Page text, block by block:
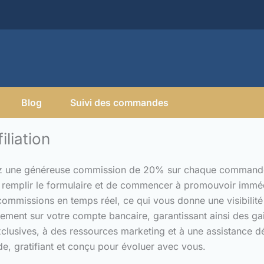
Blog Suivi des commandes
généreuse commission de 20% sur chaque
le formulaire et de commencer à promouvoir
en temps réel, ce qui vous donne une
sur votre compte bancaire, garantissant ainsi des
à des ressources marketing et à une assistance
gratifiant et conçu pour évoluer avec vous.